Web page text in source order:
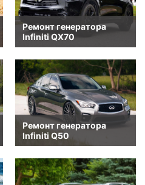
Ремонт генератора
Infiniti QX70
Ремонт генератора
Infiniti Q50